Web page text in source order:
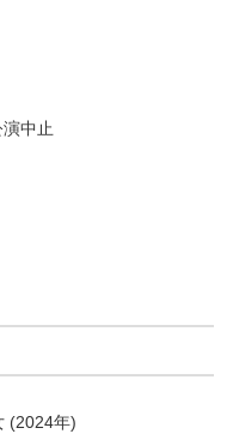
中止
(2024年)